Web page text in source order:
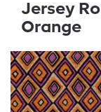
Jersey
Orange